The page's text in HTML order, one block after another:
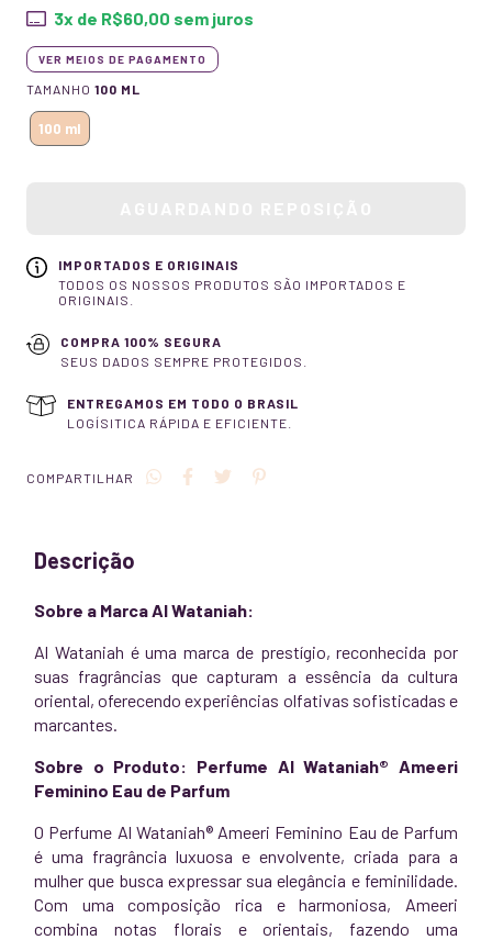
3x de R$60,00 sem juros
VER MEIOS DE PAGAMENTO
TAMANHO 100 ML
100 ml
IMPORTADOS E ORIGINAIS
TODOS OS NOSSOS PRODUTOS SÃO IMPORTADOS E
ORIGINAIS.
COMPRA 100% SEGURA
SEUS DADOS SEMPRE PROTEGIDOS.
ENTREGAMOS EM TODO O BRASIL
LOGÍSITICA RÁPIDA E EFICIENTE.
COMPARTILHAR
Descrição
Sobre a Marca Al Wataniah:
Al Wataniah é uma marca de prestígio, reconhecida por
suas fragrâncias que capturam a essência da cultura
oriental, oferecendo experiências olfativas sofisticadas e
marcantes.
Sobre o Produto: Perfume Al Wataniah® Ameeri
Feminino Eau de Parfum
O Perfume Al Wataniah® Ameeri Feminino Eau de Parfum
é uma fragrância luxuosa e envolvente, criada para a
mulher que busca expressar sua elegância e feminilidade.
Com uma composição rica e harmoniosa, Ameeri
combina notas florais e orientais, fazendo uma